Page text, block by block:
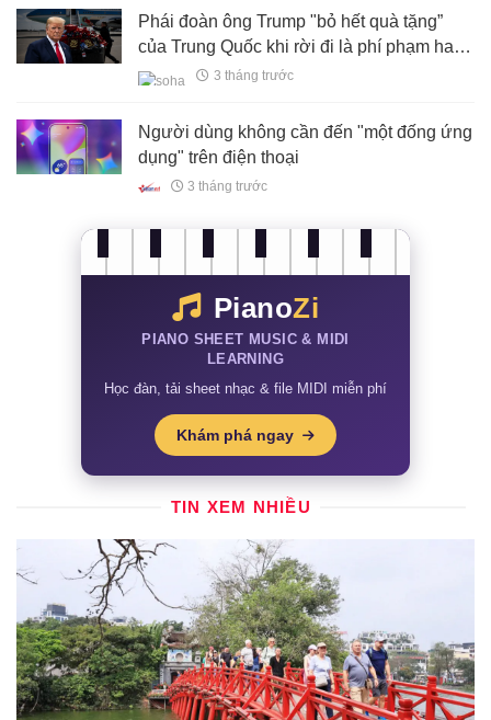
Phái đoàn ông Trump "bỏ hết quà tặng”
của Trung Quốc khi rời đi là phí phạm hay
khôn ngoan? – Chuyện không đơn giản
3 tháng trước
Người dùng không cần đến "một đống ứng
dụng" trên điện thoại
3 tháng trước
PianoZi
PIANO SHEET MUSIC & MIDI
LEARNING
Học đàn, tải sheet nhạc & file MIDI miễn phí
Khám phá ngay
TIN XEM NHIỀU